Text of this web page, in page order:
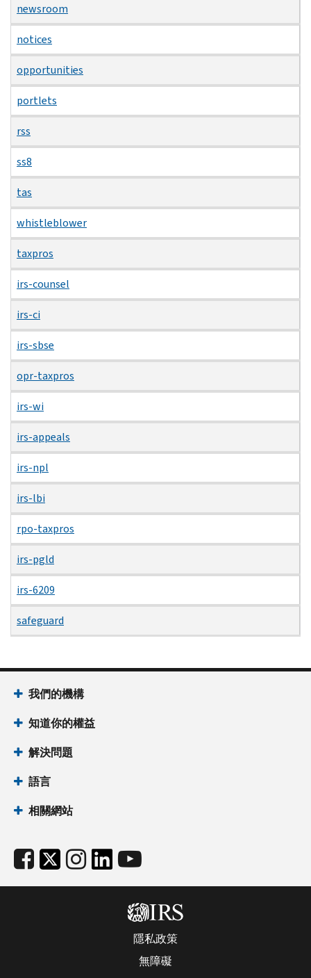
newsroom
notices
opportunities
portlets
rss
ss8
tas
whistleblower
taxpros
irs-counsel
irs-ci
irs-sbse
opr-taxpros
irs-wi
irs-appeals
irs-npl
irs-lbi
rpo-taxpros
irs-pgld
irs-6209
safeguard
我們的機構
知道你的權益
解決問題
語言
相關網站
隱私政策
無障礙